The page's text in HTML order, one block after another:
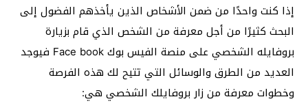
إذا كنت واحدًا من ضمن الأشخاص الذين يأخذهم الفضول إلى
البحث كثيرًا من أجل معرفة من الشخص الذي قام بزيارة
بروفايله الشخصي على منصة الفيس بوك Face book فيوجد
العديد من الطرق والوسائل التي تتيح لك هذه الفرصة
وخطوات معرفة من زار بروفايلك الشخصي هي: